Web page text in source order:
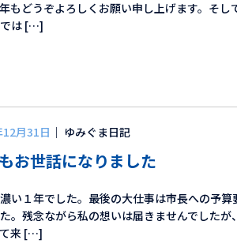
もどうぞよろしくお願い申し上げます。そし
は […]
月31日 ｜ ゆみぐま日記
お世話になりました
い１年でした。最後の大仕事は市長への予算
。残念ながら私の想いは届きませんでしたが
来 […]